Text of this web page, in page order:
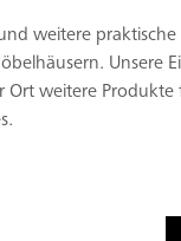
weitere praktische
Unsere
weitere Produkte